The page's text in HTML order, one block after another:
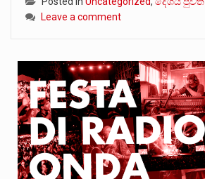
Leave a comment